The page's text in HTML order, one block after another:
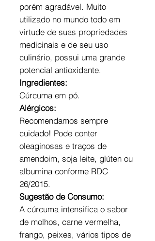
porém agradável. Muito
utilizado no mundo todo em
virtude de suas propriedades
medicinais e de seu uso
culinário, possui uma grande
potencial antioxidante.
Ingredientes:
Cúrcuma em pó.
Alérgicos:
Recomendamos sempre
cuidado! Pode conter
oleaginosas e traços de
amendoim, soja leite, glúten ou
albumina conforme RDC
26/2015.
Sugestão de Consumo:
A cúrcuma intensifica o sabor
de molhos, carne vermelha,
frango, peixes, vários tipos de